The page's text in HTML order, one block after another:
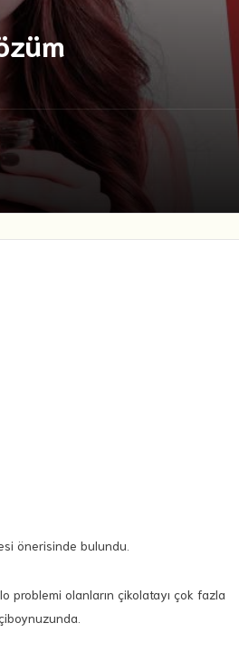
önerisinde bulundu.
problemi olanların çikolatayı çok fazla